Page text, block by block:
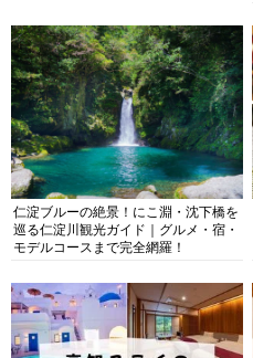
仁淀ブルーの絶景！にこ淵・沈下橋を
巡る仁淀川観光ガイド｜グルメ・宿・
モデルコースまで完全網羅！